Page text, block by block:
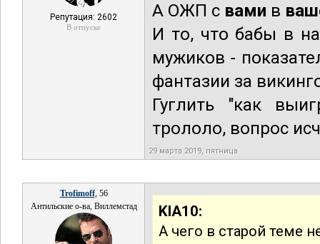
Репутация: 2602
В отпуске
А ОЖП с вами в
И то, что бабы в
мужиков -
фантазии за
Гуглить "как
трололо, вопрос
29 марта 2019, пятница
Trofimoff, 56
Антильские о-ва, Виллемстад
KIA10:
А чего в старой теме